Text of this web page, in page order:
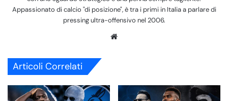
Appassionato di calcio "di posizione", è tra i primi in Italia a parlare di
pressing ultra-offensivo nel 2006.
Articoli Correlati